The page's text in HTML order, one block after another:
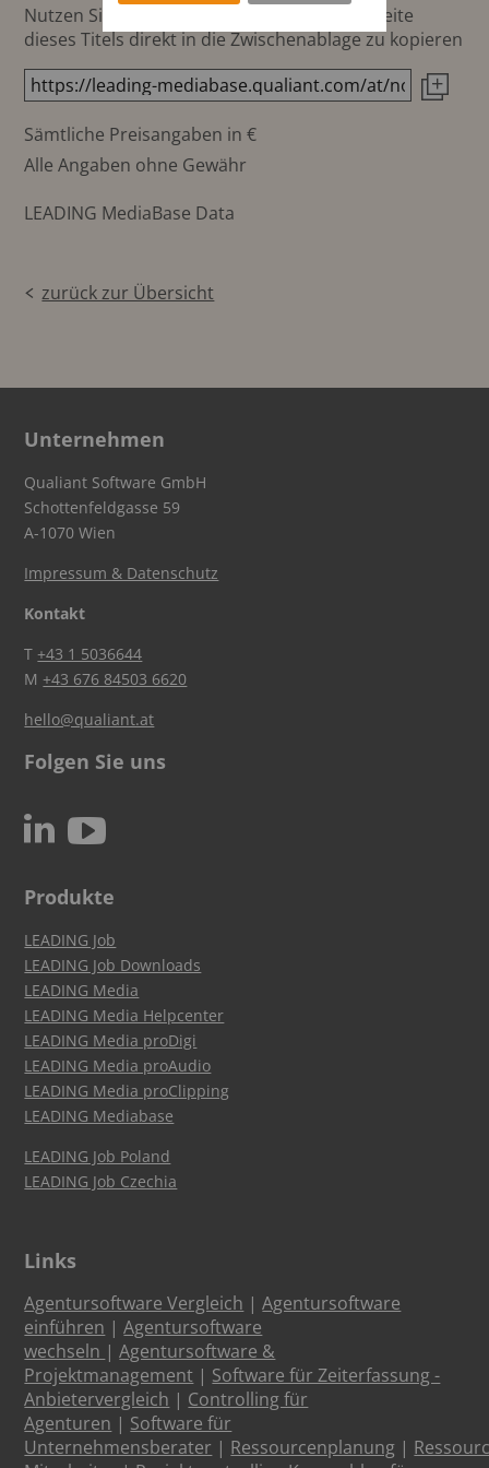
Nutzen Sie diesen Button um den Link zur Seite
dieses Titels direkt in die Zwischenablage zu kopieren
Sämtliche Preisangaben in €
Alle Angaben ohne Gewähr
LEADING MediaBase Data
zurück zur Übersicht
Unternehmen
Qualiant Software GmbH
Schottenfeldgasse 59
A-1070 Wien
Impressum & Datenschutz
Kontakt
T+43 1 5036644
M+43 676 84503 6620
hello@qualiant.at
Folgen Sie uns
N c
Produkte
LEADING Job
LEADING Job Downloads
LEADING Media
LEADING Media Helpcenter
LEADING Media proDigi
LEADING Media proAudio
LEADING Media proClipping
LEADING Mediabase
LEADING Job Poland
LEADING Job Czechia
Links
Agentursoftware Vergleich |Agentursoftware
einführen |Agentursoftware
wechseln |Agentursoftware &
Projektmanagement | Software für Zeiterfassung -
Anbietervergleich | Controlling für
Agenturen | Software für
Unternehmensberater | Ressourcenplanung |